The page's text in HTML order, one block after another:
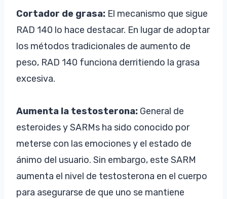
Cortador de grasa: El mecanismo que sigue
RAD 140 lo hace destacar. En lugar de adoptar
los métodos tradicionales de aumento de
peso, RAD 140 funciona derritiendo la grasa
excesiva.
Aumenta la testosterona: General de
esteroides y SARMs ha sido conocido por
meterse con las emociones y el estado de
ánimo del usuario. Sin embargo, este SARM
aumenta el nivel de testosterona en el cuerpo
para asegurarse de que uno se mantiene